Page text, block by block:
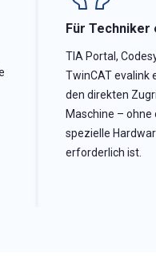
Für Techniker
TIA Portal,
TwinCAT evalink
den direkten
Maschine – ohne
spezielle
erforderlich ist.